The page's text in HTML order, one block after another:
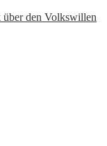
den Volkswillen